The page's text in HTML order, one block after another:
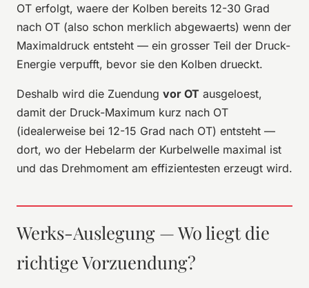
OT erfolgt, waere der Kolben bereits 12-30 Grad
nach OT (also schon merklich abgewaerts) wenn der
Maximaldruck entsteht — ein grosser Teil der Druck-
Energie verpufft, bevor sie den Kolben drueckt.
Deshalb wird die Zuendung vor OT ausgeloest,
damit der Druck-Maximum kurz nach OT
(idealerweise bei 12-15 Grad nach OT) entsteht —
dort, wo der Hebelarm der Kurbelwelle maximal ist
und das Drehmoment am effizientesten erzeugt wird.
Werks-Auslegung — Wo liegt die
richtige Vorzuendung?